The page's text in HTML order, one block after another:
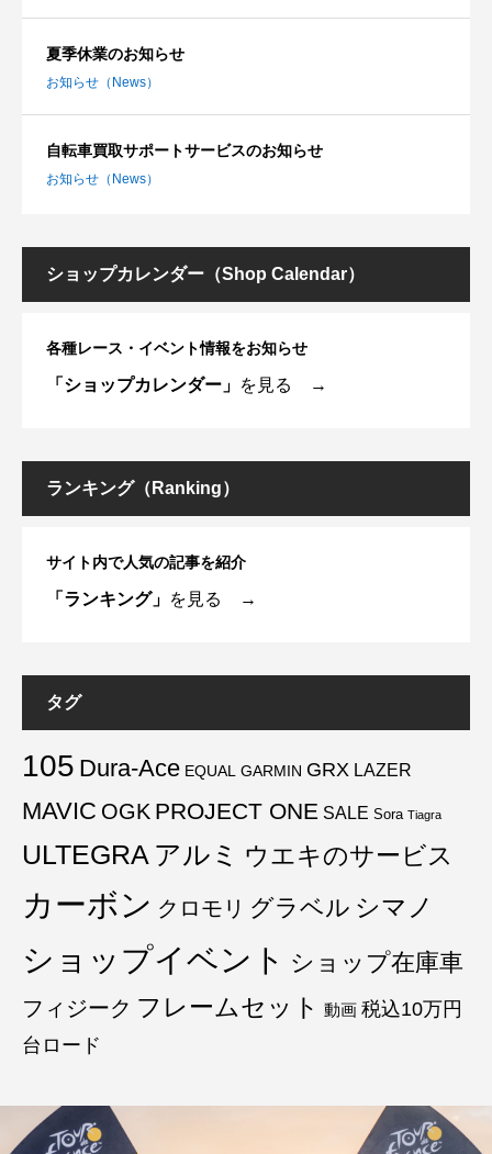
夏季休業のお知らせ
お知らせ（News）
自転車買取サポートサービスのお知らせ
お知らせ（News）
ショップカレンダー（Shop Calendar）
各種レース・イベント情報をお知らせ
「ショップカレンダー」 を見る →
ランキング（Ranking）
サイト内で人気の記事を紹介
「ランキング」 を見る →
タグ
105 Dura-Ace EQUAL GARMIN GRX LAZER
MAVIC OGK PROJECT ONE SALE Sora Tiagra
ULTEGRA アルミ ウエキのサービス
カーボン クロモリ グラベル シマノ
ショップイベント ショップ在庫車
フィジーク フレームセット 動画 税込10万円
台ロード